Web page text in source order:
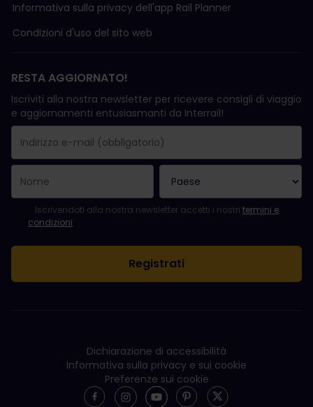
Informativa sulla privacy dell'app Rail Planner
Condizioni d'uso del sito web
RESTA AGGIORNATO!
Iscriviti alla nostra newsletter per ricevere consigli di viaggio
e aggiornamenti entusiasmanti da Interrail!
La registrazione è avvenuta con successo.
Il campo "Indirizzo e-mail" è obbligatorio.
L'indirizzo e-mail non è valido.
Si è verificato un errore durante l'iscrizione alla newsletter.
Sei già iscritto a questa newsletter!
Per iscriversi alla newsletter, accettare i termini e le condizioni.
Iscrivendoti alla nostra newsletter accetti i nostri termini e
condizioni.
Dichiarazione di accessibilità
Informativa sulla privacy e sui cookie
Preferenze sui cookie